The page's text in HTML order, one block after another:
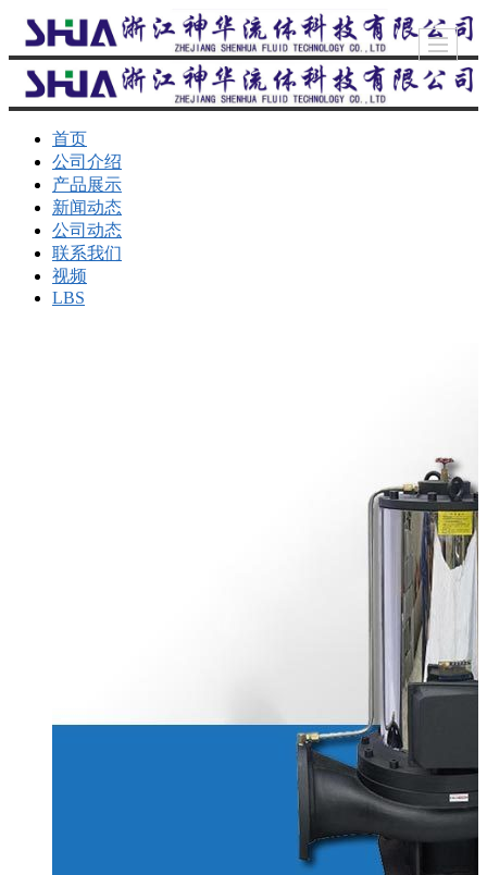
首页
公司介绍
产品展示
新闻动态
公司动态
联系我们
视频
LBS